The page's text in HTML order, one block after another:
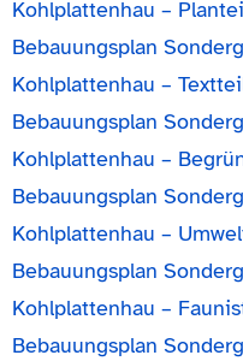
Kohlplattenhau –
Bebauungsplan
Kohlplattenhau –
Bebauungsplan
Kohlplattenhau –
Bebauungsplan
Kohlplattenhau –
Bebauungsplan
Kohlplattenhau –
Bebauungsplan